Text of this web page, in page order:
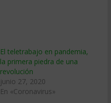
El teletrabajo en pandemia,
la primera piedra de una
revolución
junio 27, 2020
En «Coronavirus»